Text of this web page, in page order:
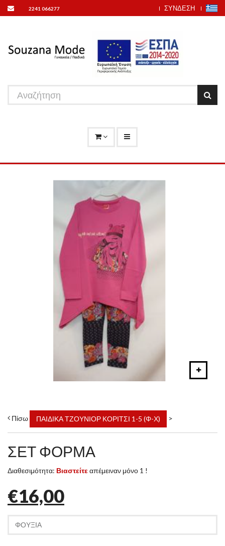
2241 066277 ΣΥΝΔΕΣΗ
Πίσω ΠΑΙΔΙΚΑ ΤΖΟΥΝΙΟΡ ΚΟΡΙΤΣΙ 1-5 (Φ-Χ) >
ΣΕΤ ΦΟΡΜΑ
Διαθεσιμότητα: Βιαστείτεαπέμειναν μόνο 1 !
€16,00